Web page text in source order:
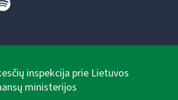
inspekcija prie Lietuvos
ministerijos